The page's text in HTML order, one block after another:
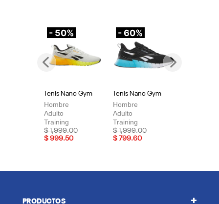
- 50%
Tenis Nano Gym
Hombre
Adulto
Training
Price reduced from
$ 1,999.00to
$ 999.50
- 60%
Tenis Nano Gym
Hombre
Adulto
Training
Price reduced from
$ 1,999.00to
$ 799.60
Previous
PRODUCTOS